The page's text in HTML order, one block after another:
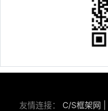
友情连接： C/S框架网